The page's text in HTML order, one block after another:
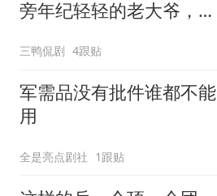
旁年纪轻轻的老大爷，然
三鸭侃剧 4跟贴
军需品没有批件谁都不能
用
全是亮点剧社 1跟贴